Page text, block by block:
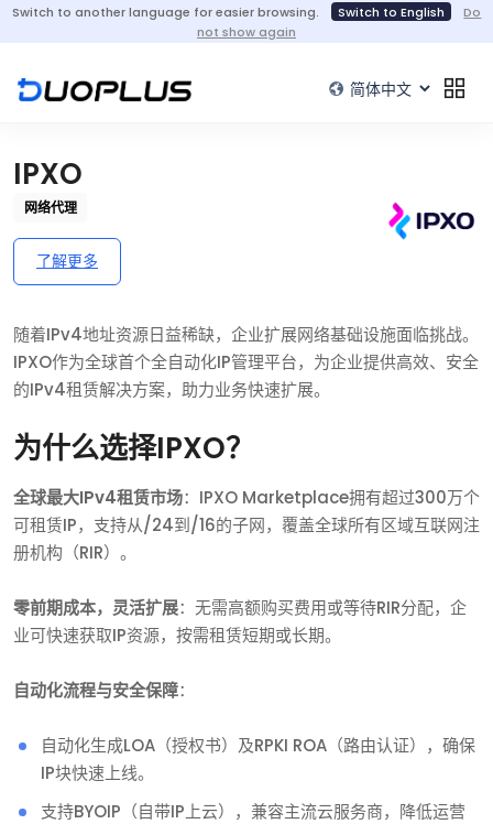
Switch to another language for easier browsing. Switch to English
Do
not show again
IPXO
网络代理
了解更多
随着IPv4地址资源日益稀缺，企业扩展网络基础设施面临挑战。
IPXO作为全球首个全自动化IP管理平台，为企业提供高效、安全
的IPv4租赁解决方案，助力业务快速扩展。
为什么选择IPXO？
全球最大IPv4租赁市场：IPXO Marketplace拥有超过300万个
可租赁IP，支持从/24到/16的子网，覆盖全球所有区域互联网注
册机构（RIR）。
零前期成本，灵活扩展：无需高额购买费用或等待RIR分配，企
业可快速获取IP资源，按需租赁短期或长期。
自动化流程与安全保障：
自动化生成LOA（授权书）及RPKI ROA（路由认证），确保
IP块快速上线。
支持BYOIP（自带IP上云），兼容主流云服务商，降低运营